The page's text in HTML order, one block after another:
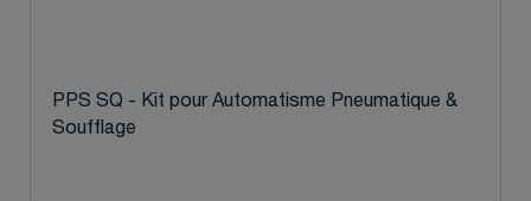
PPS SQ - Kit pour Automatisme Pneumatique &
Soufflage